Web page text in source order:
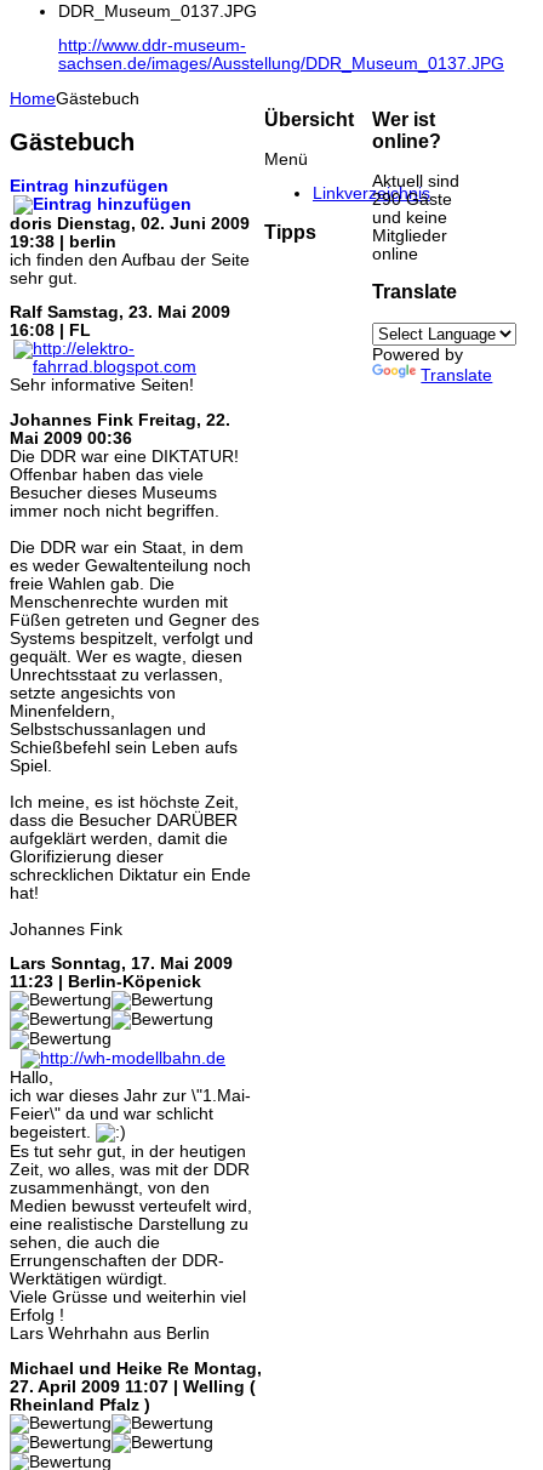
DDR_Museum_0137.JPG
http://www.ddr-museum-
sachsen.de/images/Ausstellung/DDR_Museum_0137.JPG
HomeGästebuch
Gästebuch
Eintrag hinzufügen
doris Dienstag, 02. Juni 2009
19:38 | berlin
ich finden den Aufbau der Seite
sehr gut.
Ralf Samstag, 23. Mai 2009
16:08 | FL
Sehr informative Seiten!
Johannes Fink Freitag, 22.
Mai 2009 00:36
Die DDR war eine DIKTATUR!
Offenbar haben das viele
Besucher dieses Museums
immer noch nicht begriffen.
Die DDR war ein Staat, in dem
es weder Gewaltenteilung noch
freie Wahlen gab. Die
Menschenrechte wurden mit
Füßen getreten und Gegner des
Systems bespitzelt, verfolgt und
gequält. Wer es wagte, diesen
Unrechtsstaat zu verlassen,
setzte angesichts von
Minenfeldern,
Selbstschussanlagen und
Schießbefehl sein Leben aufs
Spiel.
Ich meine, es ist höchste Zeit,
dass die Besucher DARÜBER
aufgeklärt werden, damit die
Glorifizierung dieser
schrecklichen Diktatur ein Ende
hat!
Johannes Fink
Lars Sonntag, 17. Mai 2009
11:23 | Berlin-Köpenick
Hallo,
ich war dieses Jahr zur \"1.Mai-
Feier\" da und war schlicht
begeistert.
Es tut sehr gut, in der heutigen
Zeit, wo alles, was mit der DDR
zusammenhängt, von den
Medien bewusst verteufelt wird,
eine realistische Darstellung zu
sehen, die auch die
Errungenschaften der DDR-
Werktätigen würdigt.
Viele Grüsse und weiterhin viel
Erfolg !
Lars Wehrhahn aus Berlin
Michael und Heike Re Montag,
27. April 2009 11:07 | Welling (
Rheinland Pfalz )
Übersicht
Menü
Linkverzeichnis
Tipps
Wer ist
online?
Aktuell sind
290 Gäste
und keine
Mitglieder
online
Translate
Powered by
Translate